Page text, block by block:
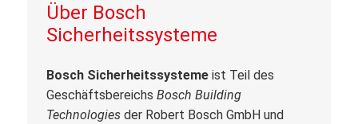
Über Bosch
Sicherheitssysteme
Bosch Sicherheitssysteme ist Teil des
Geschäftsbereichs Bosch Building
Technologies der Robert Bosch GmbH und